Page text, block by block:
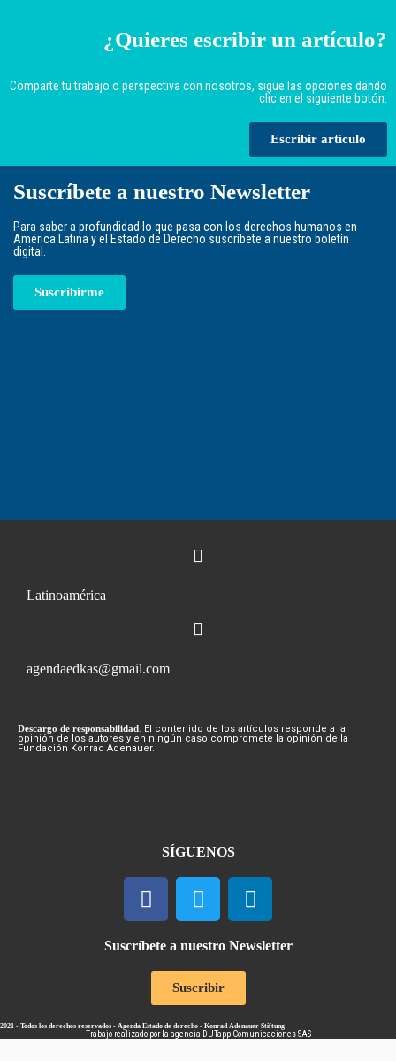
¿Quieres escribir un artículo?
Comparte tu trabajo o perspectiva con nosotros, sigue las opciones dando
clic en el siguiente botón.
Escribir artículo
Suscríbete a nuestro Newsletter
Para saber a profundidad lo que pasa con los derechos humanos en
América Latina y el Estado de Derecho suscríbete a nuestro boletín
digital.
Suscribirme
Latinoamérica
agendaedkas@gmail.com
Descargo de responsabilidad: El contenido de los artículos responde a la
opinión de los autores y en ningún caso compromete la opinión de la
Fundación Konrad Adenauer.
SÍGUENOS
Suscríbete a nuestro Newsletter
Suscribir
2021 - Todos los derechos reservados - Agenda Estado de derecho - Konrad Adenauer Stiftung
Trabajo realizado por la agencia DUTapp Comunicaciones SAS